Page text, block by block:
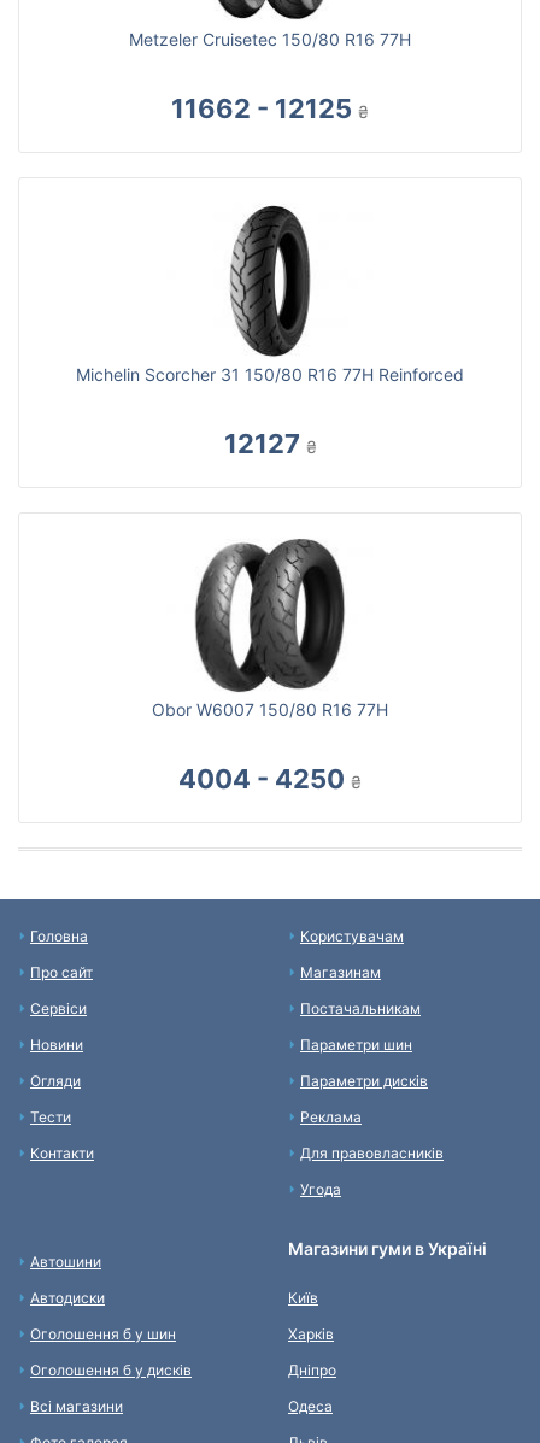
Metzeler Cruisetec 150/80 R16 77H
11662 - 12125 ₴
Michelin Scorcher 31 150/80 R16 77H Reinforced
12127 ₴
Obor W6007 150/80 R16 77H
4004 - 4250 ₴
Головна
Про сайт
Сервіси
Новини
Огляди
Тести
Контакти
Користувачам
Магазинам
Постачальникам
Параметри шин
Параметри дисків
Реклама
Для правовласників
Угода
Автошини
Автодиски
Оголошення б у шин
Оголошення б у дисків
Всі магазини
Магазини гуми в Україні
Київ
Харків
Дніпро
Одеса